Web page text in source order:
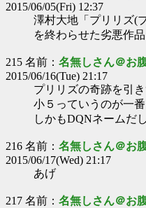
2015/06/05(Fri) 12:37
澤村大地「プリリズ(
を終わらせた劣悪作
215 名前： 名無しさん＠お
2015/06/16(Tue) 21:17
プリリズの奇跡を引
小５っていうのが一
しかもDQNネームだ
216 名前： 名無しさん＠お
2015/06/17(Wed) 21:17
あげ
217 名前： 名無しさん＠お